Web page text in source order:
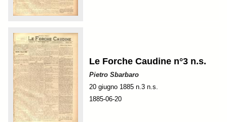
Le Forche Caudine n°3 n.s.
Pietro Sbarbaro
20 giugno 1885 n.3 n.s.
1885-06-20